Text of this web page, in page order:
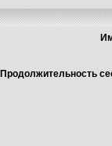
Продолжительность